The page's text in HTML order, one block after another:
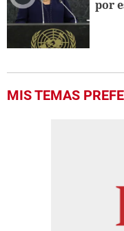
seconds
por
MIS TEMAS